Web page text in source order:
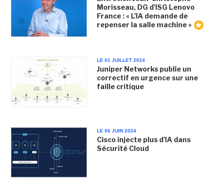
Morisseau, DG d'ISG Lenovo
France : « L'IA demande de
repenser la salle machine »
LE 01 JUILLET 2024
Juniper Networks publie un
correctif en urgence sur une
faille critique
LE 06 JUIN 2024
Cisco injecte plus d'IA dans
Sécurité Cloud